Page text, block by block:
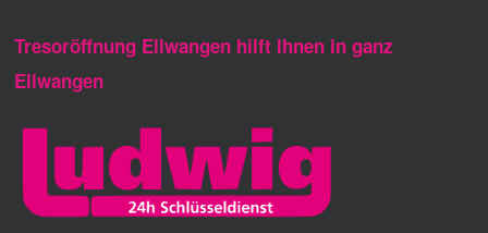
Tresoröffnung Ellwangen hilft Ihnen in ganz
Ellwangen